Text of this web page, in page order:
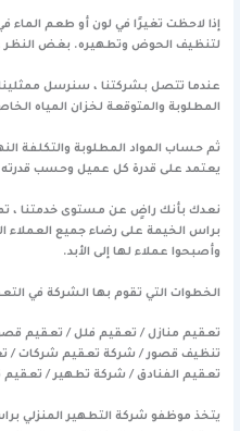
إذا لاحظت تغيرًا في لون أو طعم الماء
لتنظيف الحوض وتطهيره. بغض
عندما تتصل بشركتنا ، سنرسل
المطلوبة والمتوقعة لخزان المياه
ثم حساب المواد المطلوبة والتكلفة
يعتمد على قدرة كل عميل وحسب
نعدك بأنك راضٍ عن مستوى خدمتنا ،
براس الخيمة على رضاء جميع العملاء
وأصبحوا عملاء لها إلى الأبد.
الخطوات التي تقوم بها الشركة في
تعقيم منازل / تعقيم فلل / تعقيم
تنظيف قصور / شركة تعقيم شركات /
تعقيم الفنادق / شركة تطهير / تعقيم
يتخذ موظفو شركة التطهير المنزلي